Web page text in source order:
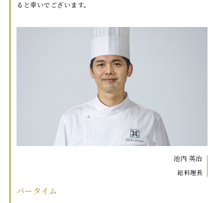
ると幸いでございます。
池内 英治
総料理長
バータイム